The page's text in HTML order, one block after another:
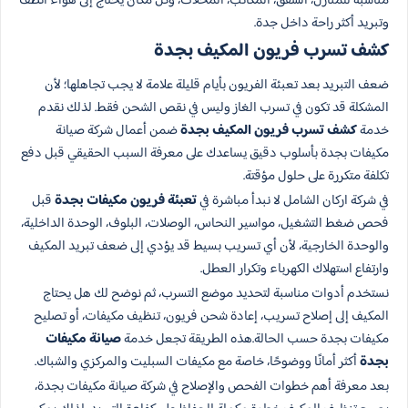
وتبريد أكثر راحة داخل جدة.
كشف تسرب فريون المكيف بجدة
ضعف التبريد بعد تعبئة الفريون بأيام قليلة علامة لا يجب تجاهلها؛ لأن
المشكلة قد تكون في تسرب الغاز وليس في نقص الشحن فقط. لذلك نقدم
خدمةكشف تسرب فريون المكيف بجدةضمن أعمال شركة صيانة
مكيفات بجدة بأسلوب دقيق يساعدك على معرفة السبب الحقيقي قبل دفع
تكلفة متكررة على حلول مؤقتة.
في شركة اركان الشامل لا نبدأ مباشرة فيتعبئة فريون مكيفات بجدةقبل
فحص ضغط التشغيل، مواسير النحاس، الوصلات، البلوف، الوحدة الداخلية،
والوحدة الخارجية، لأن أي تسريب بسيط قد يؤدي إلى ضعف تبريد المكيف
وارتفاع استهلاك الكهرباء وتكرار العطل.
نستخدم أدوات مناسبة لتحديد موضع التسرب، ثم نوضح لك هل يحتاج
المكيف إلى إصلاح تسريب، إعادة شحن فريون، تنظيف مكيفات، أو تصليح
مكيفات بجدة حسب الحالة.هذه الطريقة تجعل خدمةصيانة مكيفات
بجدةأكثر أمانًا ووضوحًا، خاصة مع مكيفات السبليت والمركزي والشباك.
بعد معرفة أهم خطوات الفحص والإصلاح في شركة صيانة مكيفات بجدة،